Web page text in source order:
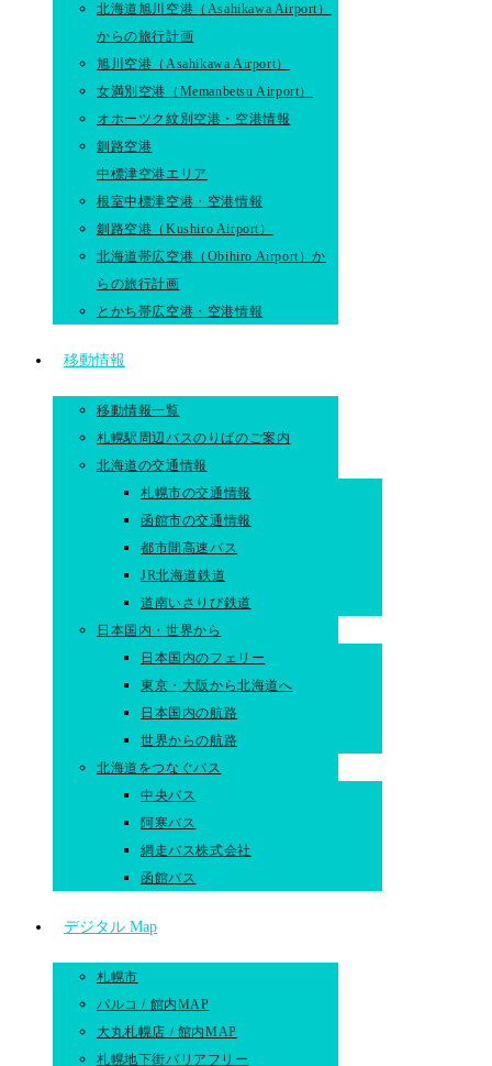
北海道旭川空港（Asahikawa Airport）
からの旅行計画
旭川空港（Asahikawa Airport）
女満別空港（Memanbetsu Airport）
オホーツク紋別空港・空港情報
釧路空港
中標津空港エリア
根室中標津空港・空港情報
釧路空港（Kushiro Airport）
北海道帯広空港（Obihiro Airport）か
らの旅行計画
とかち帯広空港・空港情報
移動情報
移動情報一覧
札幌駅周辺バスのりばのご案内
北海道の交通情報
札幌市の交通情報
函館市の交通情報
都市間高速バス
JR北海道鉄道
道南いさりび鉄道
日本国内・世界から
日本国内のフェリー
東京・大阪から北海道へ
日本国内の航路
世界からの航路​
北海道をつなぐバス
中央バス
阿寒バス
網走バス株式会社
函館バス
デジタル Map
札幌市
パルコ / 館内MAP
大丸札幌店 / 館内MAP
札幌地下街バリアフリー